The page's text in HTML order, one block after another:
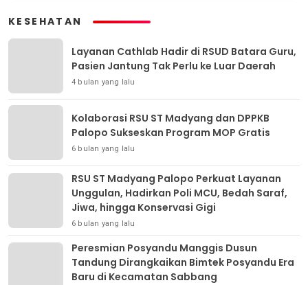
KESEHATAN
Layanan Cathlab Hadir di RSUD Batara Guru,
Pasien Jantung Tak Perlu ke Luar Daerah
4 bulan yang lalu
Kolaborasi RSU ST Madyang dan DPPKB
Palopo Sukseskan Program MOP Gratis
6 bulan yang lalu
RSU ST Madyang Palopo Perkuat Layanan
Unggulan, Hadirkan Poli MCU, Bedah Saraf,
Jiwa, hingga Konservasi Gigi
6 bulan yang lalu
Peresmian Posyandu Manggis Dusun
Tandung Dirangkaikan Bimtek Posyandu Era
Baru di Kecamatan Sabbang